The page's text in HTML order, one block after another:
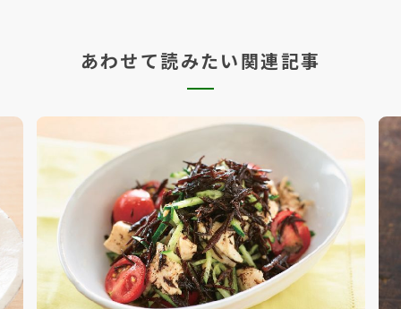
あわせて読みたい関連記事